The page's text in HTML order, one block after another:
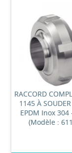
RACCORD
1145 À
EPDM Inox 304
(Modèle :